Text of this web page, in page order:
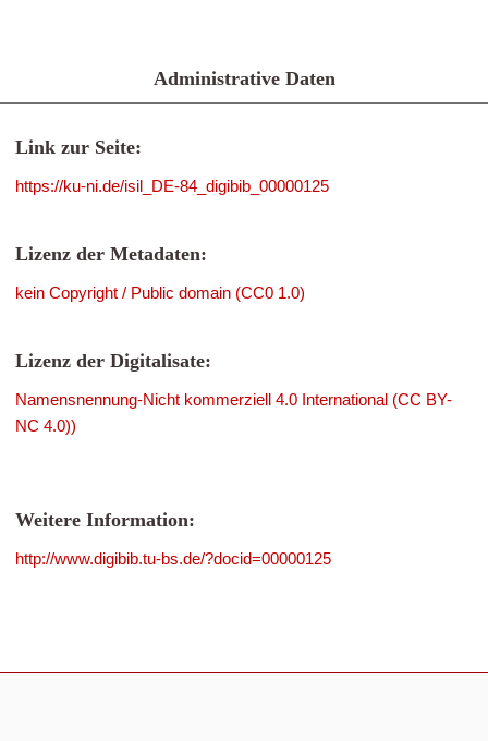
Administrative Daten
Link zur Seite:
https://ku-ni.de/isil_DE-84_digibib_00000125
Lizenz der Metadaten:
kein Copyright / Public domain (CC0 1.0)
Lizenz der Digitalisate:
Namensnennung-Nicht kommerziell 4.0 International (CC BY-
NC 4.0))
Weitere Information:
http://www.digibib.tu-bs.de/?docid=00000125